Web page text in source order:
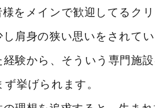
様をメインで歓迎してるク
し肩身の狭い思いをされて
経験から、そういう専門施
挙げられます。